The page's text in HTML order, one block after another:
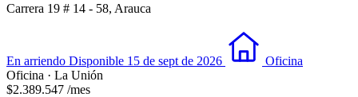
Carrera 19 # 14 - 58, Arauca
En arriendo Disponible 15 de sept de 2026
Oficina
Oficina · La Unión
$2.389.547 /mes